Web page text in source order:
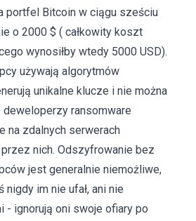
portfel Bitcoin w ciągu sześciu
o 2000 $ ( całkowity koszt
wynosiłby wtedy 5000 USD).
używają algorytmów
unikalne klucze i nie można
deweloperzy ransomware
na zdalnych serwerach
nich. Odszyfrowanie bez
jest generalnie niemożliwe,
nigdy im nie ufał, ani nie
- ignorują oni swoje ofiary po